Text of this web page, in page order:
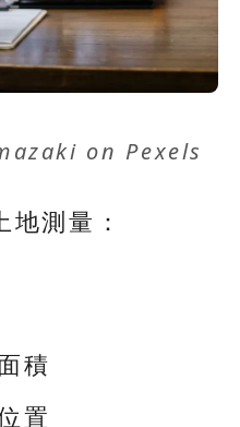
on Pexels
測量：
積
置